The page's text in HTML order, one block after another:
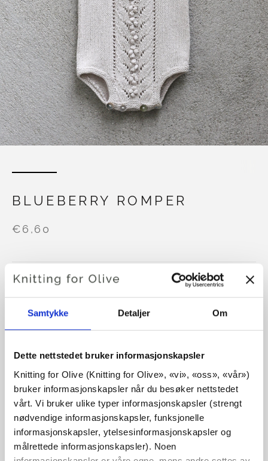
Samtykke Detaljer Om
Dette nettstedet bruker informasjonskapsler
Knitting for Olive (Knitting for Olive», «vi», «oss», «vår»)
bruker informasjonskapsler når du besøker nettstedet
vårt. Vi bruker ulike typer informasjonskapsler (strengt
nødvendige informasjonskapsler, funksjonelle
informasjonskapsler, ytelsesinformasjonskapsler og
målrettede informasjonskapsler). Noen
BLUEBERRY ROMPER
€6,60
SPRÅK VELG SPRÅK
JEG VIL GJERNE KJØPE GARN TIL MØNSTERET
3 MÅNEDER 6 MÅNEDER 12 MÅNEDER
24 MÅNEDER
LEGG I HANDLEKURVEN
Bruk€100,0mer og få gratis frakt innen EU!
Bestillinger som legges inn før kl. 13.00 norsk tid,